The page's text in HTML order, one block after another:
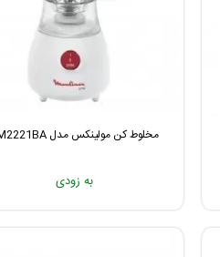
مخلوط کن مولینکس مدل LM2221BA
به زودی